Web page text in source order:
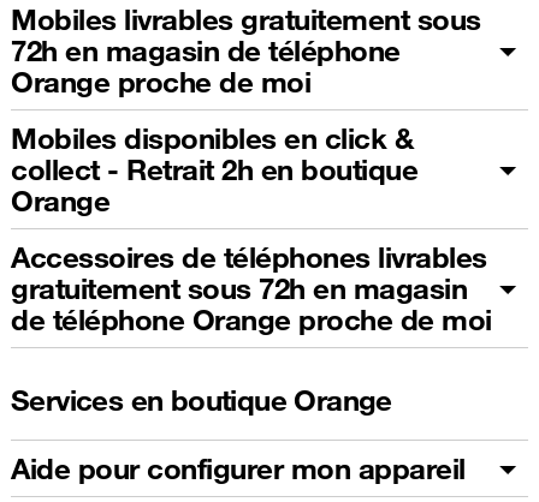
Mobiles livrables gratuitement sous
72h en magasin de téléphone
Orange proche de moi
Mobiles disponibles en click &
collect - Retrait 2h en boutique
Orange
Accessoires de téléphones livrables
gratuitement sous 72h en magasin
de téléphone Orange proche de moi
Services en boutique Orange
Aide pour configurer mon appareil